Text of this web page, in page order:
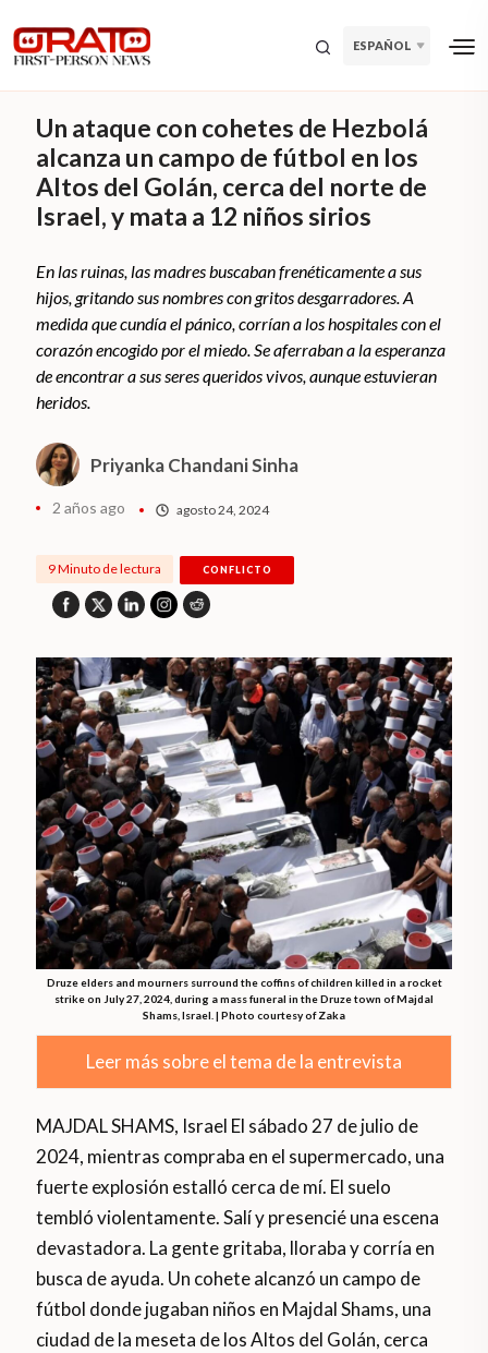
ESPAÑOL
Un ataque con cohetes de Hezbolá
alcanza un campo de fútbol en los
Altos del Golán, cerca del norte de
Israel, y mata a 12 niños sirios
En las ruinas, las madres buscaban frenéticamente a sus
hijos, gritando sus nombres con gritos desgarradores. A
medida que cundía el pánico, corrían a los hospitales con el
corazón encogido por el miedo. Se aferraban a la esperanza
de encontrar a sus seres queridos vivos, aunque estuvieran
heridos.
Priyanka Chandani Sinha
2 años ago agosto 24, 2024
9 Minuto de lectura CONFLICTO
Druze elders and mourners surround the coffins of children killed in a rocket
strike on July 27, 2024, during a mass funeral in the Druze town of Majdal
Shams, Israel. | Photo courtesy of Zaka
Leer más sobre el tema de la entrevista
MAJDAL SHAMS, Israel El sábado 27 de julio de
2024, mientras compraba en el supermercado, una
fuerte explosión estalló cerca de mí. El suelo
tembló violentamente. Salí y presencié una escena
devastadora. La gente gritaba, lloraba y corría en
busca de ayuda. Un cohete alcanzó un campo de
fútbol donde jugaban niños en Majdal Shams, una
ciudad de la meseta de los Altos del Golán, cerca